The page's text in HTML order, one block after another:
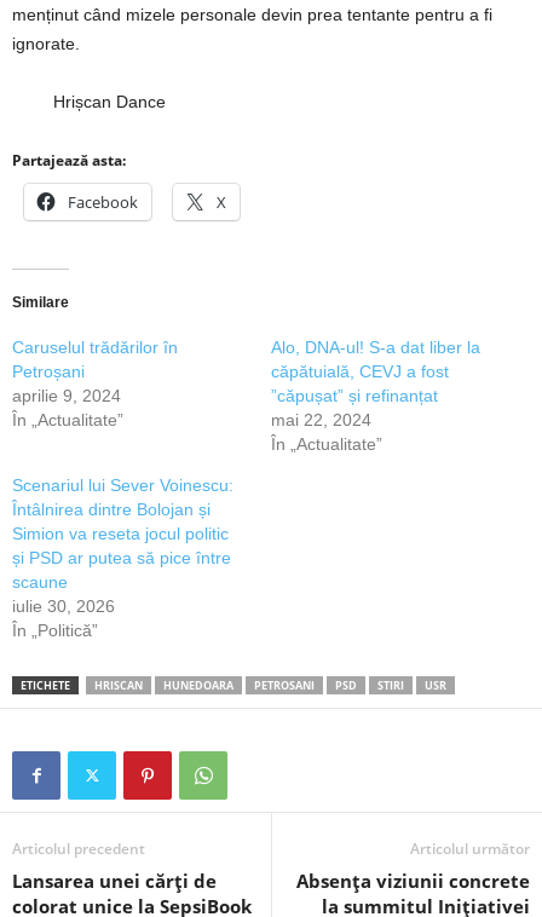
menținut când mizele personale devin prea tentante pentru a fi
ignorate.
Hrișcan Dance
Partajează asta:
Facebook X
Similare
Caruselul trădărilor în
Petroșani
aprilie 9, 2024
În „Actualitate”
Alo, DNA-ul! S-a dat liber la
căpătuială, CEVJ a fost
”căpușat” și refinanțat
mai 22, 2024
În „Actualitate”
Scenariul lui Sever Voinescu:
Întâlnirea dintre Bolojan și
Simion va reseta jocul politic
și PSD ar putea să pice între
scaune
iulie 30, 2026
În „Politică”
ETICHETE HRISCAN HUNEDOARA PETROSANI PSD STIRI USR
Articolul precedent
Lansarea unei cărți de
colorat unice la SepsiBook
Articolul următor
Absența viziunii concrete
la summitul Inițiativei